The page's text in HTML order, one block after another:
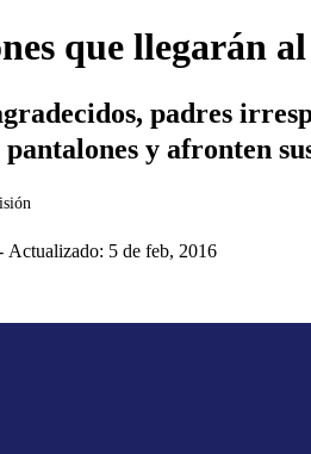
que llegarán
padres
pantalones y afronten
Actualizado: 5 de feb, 2016